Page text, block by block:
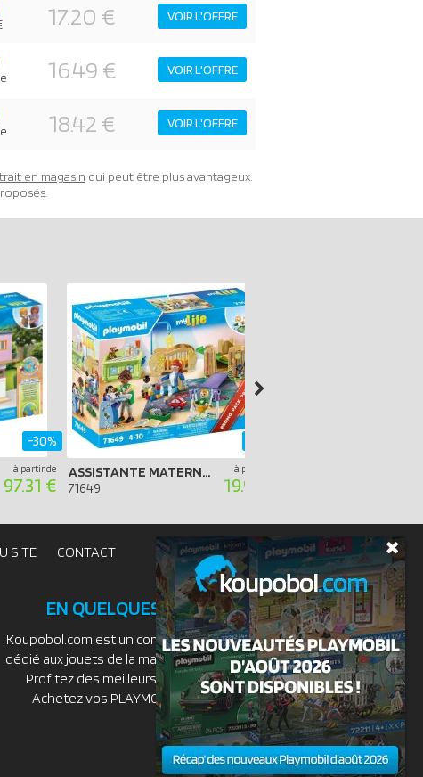
17.20 € VOIR L'OFFRE
16.49 € VOIR L'OFFRE
18.42 € VOIR L'OFFRE
en magasin qui peut être plus avantageux.
à partir de
97.31 €
-30%
ASSISTANTE MATERNELLE ET BÉBÉS - PROMO PACK
71649
à partir de
19.99 €
SITE CONTACT
EN QUELQUES MOTS
Koupobol.com est un comparateur de prix
dédié aux jouets de la marque PLAYMOBIL.
Profitez des meilleurs prix du moment.
Achetez vos PLAYMOBIL moins chers.